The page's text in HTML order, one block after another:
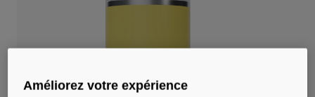
Sacoches Vélo
Améliorez votre expérience